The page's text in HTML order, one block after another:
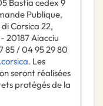
Bastia cedex 9
Publique,
Corsica 22,
20187 Aiacciu
85 / 04 95 29 80
Les
seront réalisées
protégés de la